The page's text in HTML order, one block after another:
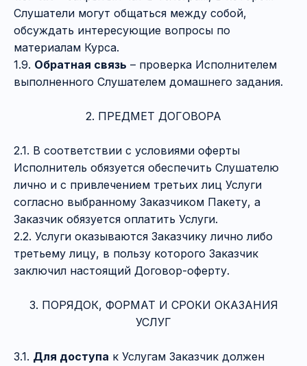
Слушатели могут общаться между собой,
обсуждать интересующие вопросы по
материалам Курса.
1.9. Обратная связь – проверка Исполнителем
выполненного Слушателем домашнего задания.
2. ПРЕДМЕТ ДОГОВОРА
2.1. В соответствии с условиями оферты
Исполнитель обязуется обеспечить Слушателю
лично и с привлечением третьих лиц Услуги
согласно выбранному Заказчиком Пакету, а
Заказчик обязуется оплатить Услуги.
2.2. Услуги оказываются Заказчику лично либо
третьему лицу, в пользу которого Заказчик
заключил настоящий Договор-оферту.
3. ПОРЯДОК, ФОРМАТ И СРОКИ ОКАЗАНИЯ
УСЛУГ
3.1. Для доступа к Услугам Заказчик должен